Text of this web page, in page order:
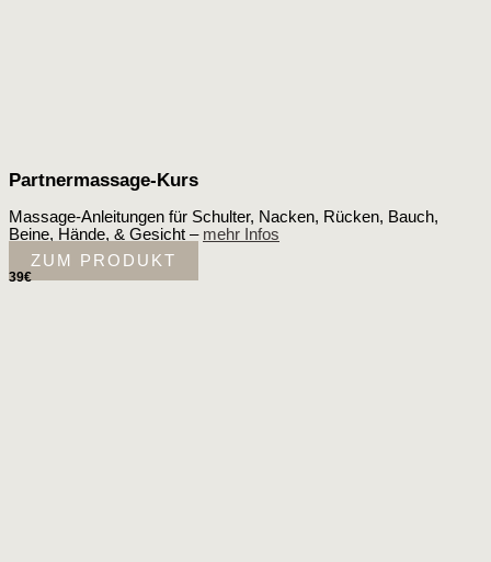
Partnermassage-Kurs
Massage-Anleitungen für Schulter, Nacken, Rücken, Bauch,
Beine, Hände, & Gesicht – mehr Infos
ZUM PRODUKT
39€